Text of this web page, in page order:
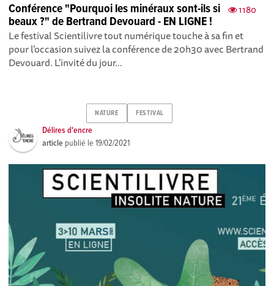
1180
Conférence "Pourquoi les minéraux sont-ils si
beaux ?" de Bertrand Devouard - EN LIGNE !
Le festival Scientilivre tout numérique touche à sa fin et
pour l'occasion suivez la conférence de 20h30 avec Bertrand
Devouard. L'invité du jour...
NATURE FESTIVAL
Délires d'encre
article publié le19/02/2021